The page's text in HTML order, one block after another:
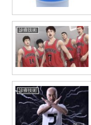
診療技術
診療技術